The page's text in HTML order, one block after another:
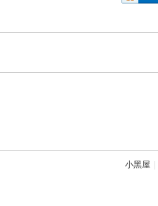
小黑屋